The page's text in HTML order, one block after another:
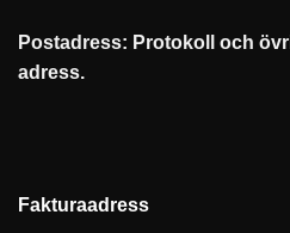
Postadress: Protokoll och
adress.
Fakturaadress